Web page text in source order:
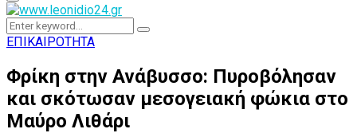
Primary
Menu
Search
for:
Search
ΕΠΙΚΑΙΡΟΤΗΤΑ
Φρίκη στην Ανάβυσσο: Πυροβόλησαν
και σκότωσαν μεσογειακή φώκια στο
Μαύρο Λιθάρι